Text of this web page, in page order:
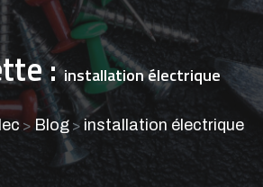
:installation électrique
> Blog > installation électrique